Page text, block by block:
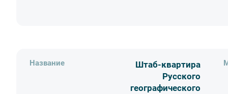
Название
Штаб-квартира
Русского
географического